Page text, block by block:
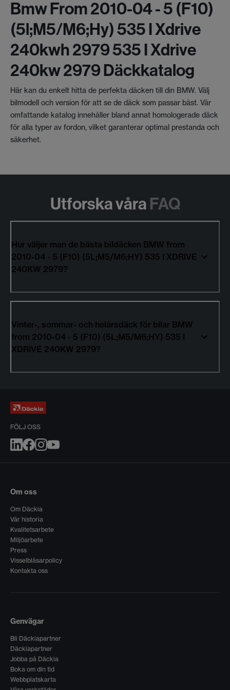
Bmw From 2010-04 - 5 (f10)
(5l;m5/m6;hy) 535 I Xdrive
240kwh 2979 535 I Xdrive
240kw 2979 Däckkatalog
Här kan du enkelt hitta de perfekta däcken till din BMW. Välj
bilmodell och version för att se de däck som passar bäst. Vår
omfattande katalog innehåller bland annat homologerade däck
för alla typer av fordon, vilket garanterar optimal prestanda och
säkerhet.
Utforska våra FAQ
Hur väljer man de bästa bildäcken BMW from
2010-04 - 5 (F10) (5L;M5/M6;HY) 535 I XDRIVE
240KW 2979?
Vinter-, sommar- och helårsdäck för bilar BMW
from 2010-04 - 5 (F10) (5L;M5/M6;HY) 535 I
XDRIVE 240KW 2979?
FÖLJ OSS
Om oss
Om Däckia
Vår historia
Kvalitetsarbete
Miljöarbete
Press
Visselblåsarpolicy
Kontakta oss
Genvägar
Bli Däckiapartner
Däckiapartner
Jobba på Däckia
Boka om din tid
Webbplatskarta